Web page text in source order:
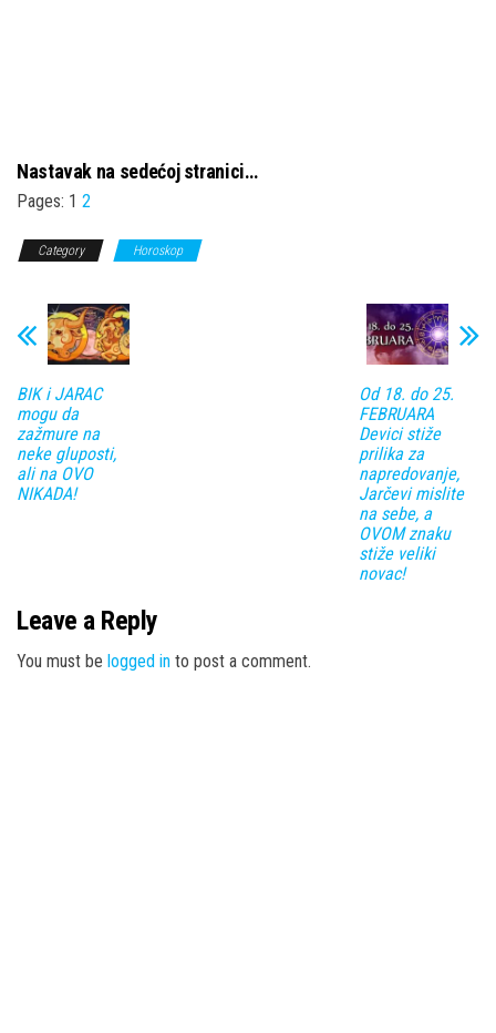
Nastavak na sedećoj stranici…
Pages: 1 2
Category Horoskop
BIK i JARAC
mogu da
zažmure na
neke gluposti,
ali na OVO
NIKADA!
Od 18. do 25.
FEBRUARA
Devici stiže
prilika za
napredovanje,
Jarčevi mislite
na sebe, a
OVOM znaku
stiže veliki
novac!
Leave a Reply
You must be logged in to post a comment.